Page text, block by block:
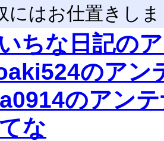
にはお仕置きし
ちな日記の
のアン
のアン
な